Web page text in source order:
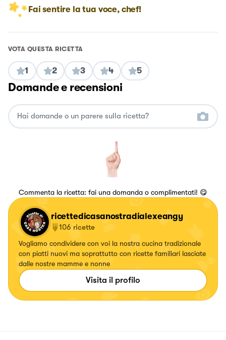
Fai sentire la tua voce, chef!
VOTA QUESTA RICETTA
1 2 3 4 5
Domande e recensioni
Commenta la ricetta: fai una domanda o complimentati! 😋
ricettedicasanostradialexeangy
106 ricette
Vogliamo condividere con voi la nostra cucina tradizionale
con piatti nuovi ma soprattutto con ricette familiari lasciate
dalle nostre mamme e nonne
Visita il profilo